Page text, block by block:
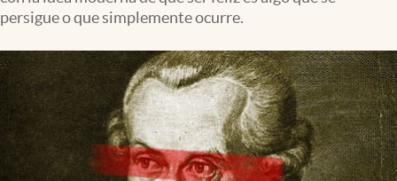
persigue o que simplemente ocurre.